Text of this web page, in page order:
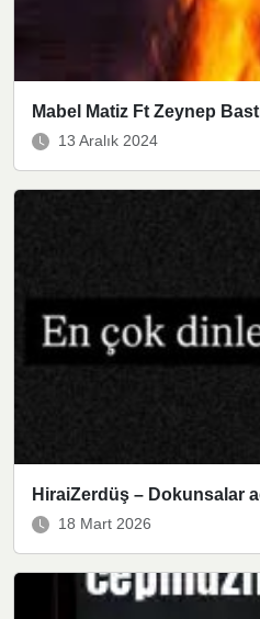
Mabel Matiz Ft Zeynep
13 Aralık 2024
HiraiZerdüş – Dokunsalar
18 Mart 2026